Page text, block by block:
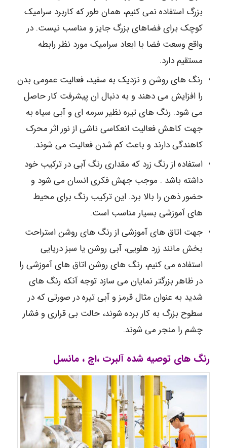
بزرگ استفاده نمی کنیم، همان طور که کاربرد سرامیک
کوچک برای فضاهای بزرگ جایز و مناسب نیست. در
واقع وسعت فضا با ابعاد سرامیک مورد نظر رابطه
مستقیم دارد.
رنگ های روشن و نزدیک به سفید، فعالیت عمومی بدن
را افزایش می دهند و به دنبال ان پیشرفت کار حاصل
می شود. رنگ های تیره نظیر سرمه ای و آبی سیاه به
جهت کاهش فعالیت انعکاسی ناشی از نور اثر محرک
کاهندگی دارند و باعث کم شدن فعالیت می شوند.
استفاده از رنگ زرد که مقداری رنگ آبی در ترکیب خود
داشته باشد . موجب جهش فکری انسان می شود و
حضور ذهن را بالا برد. این ترکیب رنگ برای محیط
های آموزشی بسیار مناسب است.
جهت اتاق های آموزشی از رنگ های روشن استراحت
بخش مانند زرد هلویی، آبی روشن یا سبز دریایی
استفاده می کنیم، رنگ های روشن اتاق های آموزشی را
در ظاهر بزرگتر نمایان می سازد توجه آنکه رنگ های
شدید به عنوان مثال قرمز و آبی تیره در صورتی که در
سطوح بزرگ به کار برده شوند، حالت بی قراری و فشار
چشم را منجر می شوند.
رنگ های توصیه شده آلبرت ،اچ ، مانسل